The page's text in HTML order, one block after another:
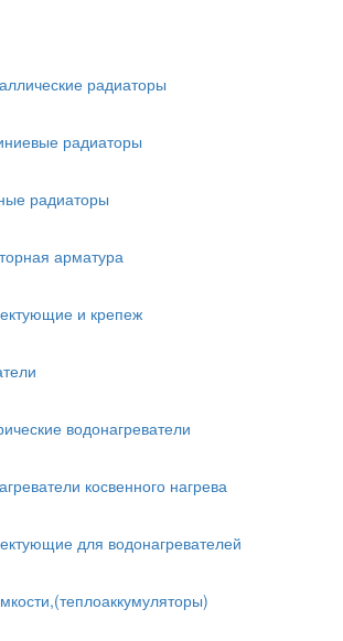
радиаторы
радиаторы
радиаторы
арматура
и крепеж
водонагреватели
косвенного нагрева
для водонагревателей